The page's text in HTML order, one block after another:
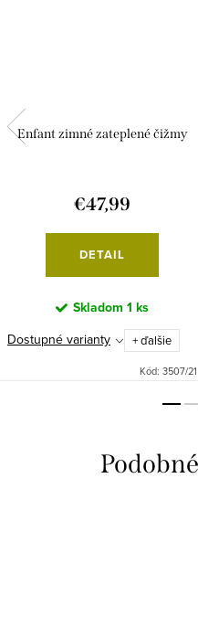
Enfant zimné zateplené čižmy
€47,99
DETAIL
Skladom 1 ks
Dostupné varianty
+ ďalšie
Kód: 3507/21